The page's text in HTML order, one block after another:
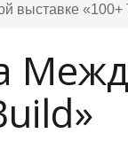
выставке «100+